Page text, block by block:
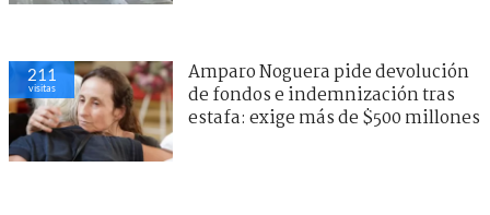
211
visitas
Amparo Noguera pide devolución
de fondos e indemnización tras
estafa: exige más de $500 millones